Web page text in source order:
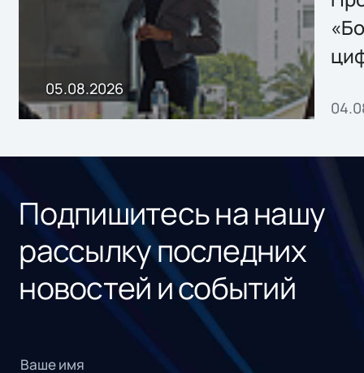
хранения данных
05.08.2026
Подпишитесь на нашу
рассылку последних
новостей и событий